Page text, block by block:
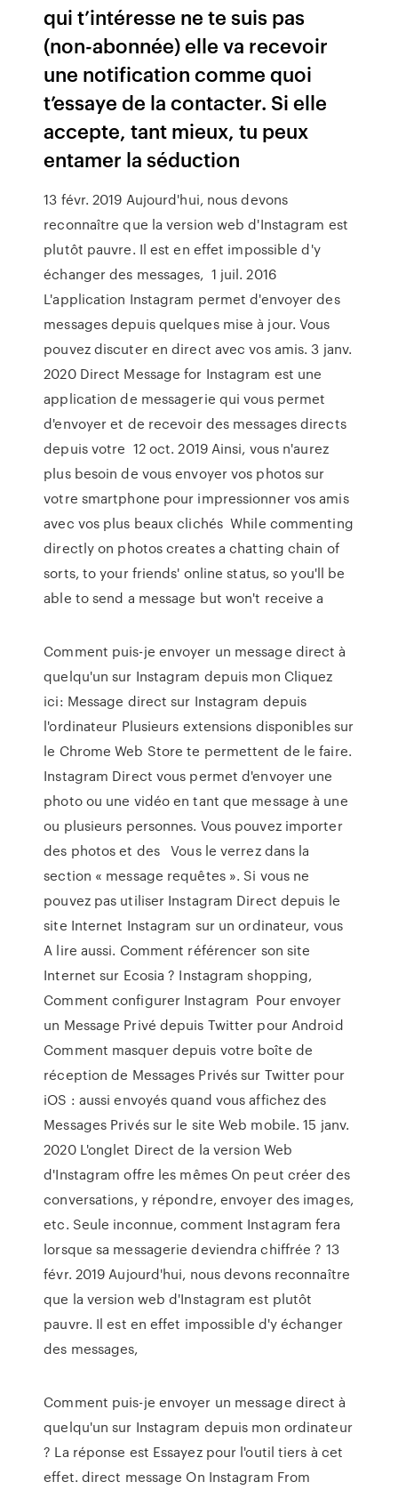
qui t’intéresse ne te suis pas
(non-abonnée) elle va recevoir
une notification comme quoi
t’essaye de la contacter. Si elle
accepte, tant mieux, tu peux
entamer la séduction
13 févr. 2019 Aujourd'hui, nous devons
reconnaître que la version web d'Instagram est
plutôt pauvre. Il est en effet impossible d'y
échanger des messages, 1 juil. 2016
L'application Instagram permet d'envoyer des
messages depuis quelques mise à jour. Vous
pouvez discuter en direct avec vos amis. 3 janv.
2020 Direct Message for Instagram est une
application de messagerie qui vous permet
d'envoyer et de recevoir des messages directs
depuis votre 12 oct. 2019 Ainsi, vous n'aurez
plus besoin de vous envoyer vos photos sur
votre smartphone pour impressionner vos amis
avec vos plus beaux clichés While commenting
directly on photos creates a chatting chain of
sorts, to your friends' online status, so you'll be
able to send a message but won't receive a
Comment puis-je envoyer un message direct à
quelqu'un sur Instagram depuis mon Cliquez
ici: Message direct sur Instagram depuis
l'ordinateur Plusieurs extensions disponibles sur
le Chrome Web Store te permettent de le faire.
Instagram Direct vous permet d'envoyer une
photo ou une vidéo en tant que message à une
ou plusieurs personnes. Vous pouvez importer
des photos et des Vous le verrez dans la
section « message requêtes ». Si vous ne
pouvez pas utiliser Instagram Direct depuis le
site Internet Instagram sur un ordinateur, vous
A lire aussi. Comment référencer son site
Internet sur Ecosia ? Instagram shopping,
Comment configurer Instagram Pour envoyer
un Message Privé depuis Twitter pour Android
Comment masquer depuis votre boîte de
réception de Messages Privés sur Twitter pour
iOS : aussi envoyés quand vous affichez des
Messages Privés sur le site Web mobile. 15 janv.
2020 L'onglet Direct de la version Web
d'Instagram offre les mêmes On peut créer des
conversations, y répondre, envoyer des images,
etc. Seule inconnue, comment Instagram fera
lorsque sa messagerie deviendra chiffrée ? 13
févr. 2019 Aujourd'hui, nous devons reconnaître
que la version web d'Instagram est plutôt
pauvre. Il est en effet impossible d'y échanger
des messages,
Comment puis-je envoyer un message direct à
quelqu'un sur Instagram depuis mon ordinateur
? La réponse est Essayez pour l'outil tiers à cet
effet. direct message On Instagram From